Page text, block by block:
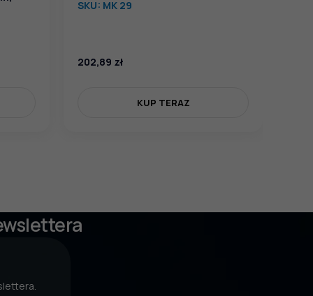
SKU: MK 29
202,89 zł
KUP TERAZ